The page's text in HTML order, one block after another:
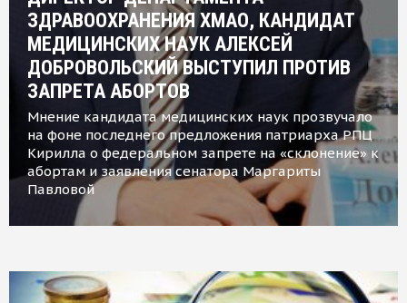
ЗДРАВООХРАНЕНИЯ ХМАО, КАНДИДАТ
МЕДИЦИНСКИХ НАУК АЛЕКСЕЙ
ДОБРОВОЛЬСКИЙ ВЫСТУПИЛ ПРОТИВ
ЗАПРЕТА АБОРТОВ
Мнение кандидата медицинских наук прозвучало
на фоне последнего предложения патриарха РПЦ
Кирилла о федеральном запрете на «склонение» к
абортам и заявления сенатора Маргариты
Павловой